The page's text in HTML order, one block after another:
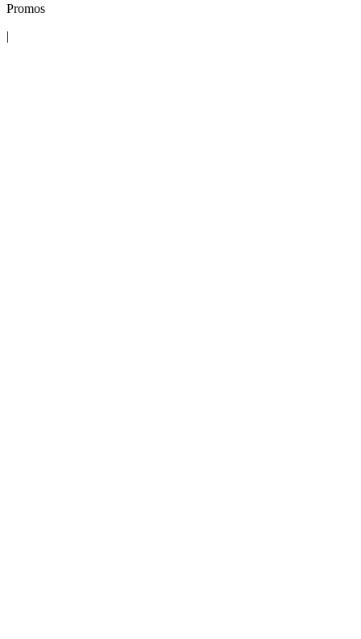
Promos
|